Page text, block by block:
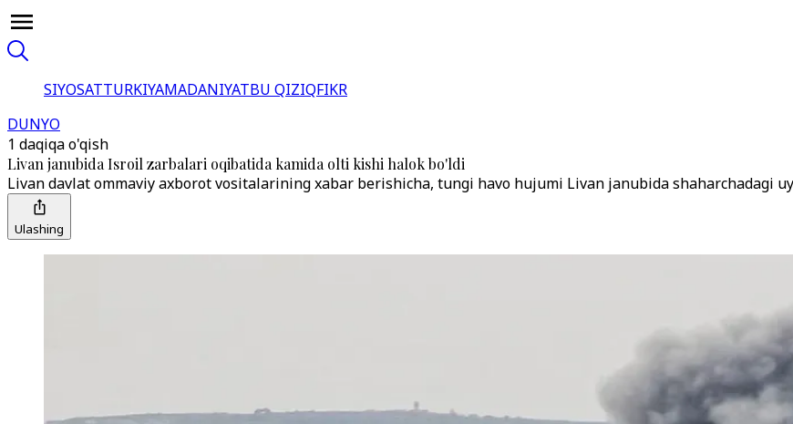
SIYOSATTURKIYAMADANIYATBU QIZIQFIKR
DUNYO
1 daqiqa o'qish
Livan janubida Isroil zarbalari oqibatida kamida olti kishi halok bo'ldi
Livan davlat ommaviy axborot vositalarining xabar berishicha, tungi havo hujumi Livan janubida shaharchadagi
Ulashing